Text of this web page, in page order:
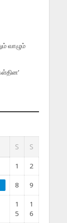
வாழும்
S S
1 2
8 9
1
5
1
6